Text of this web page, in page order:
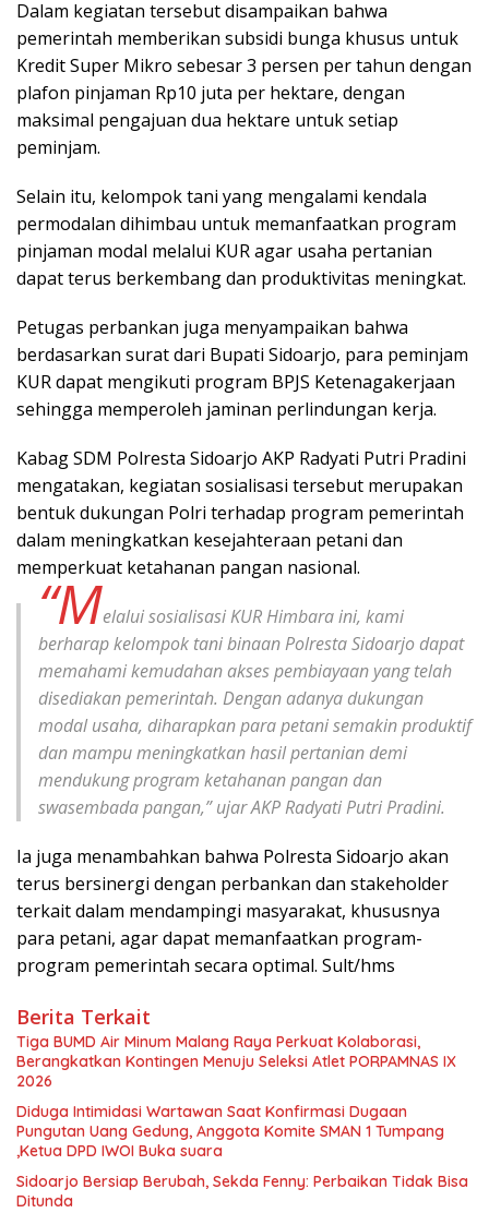
Dalam kegiatan tersebut disampaikan bahwa
pemerintah memberikan subsidi bunga khusus untuk
Kredit Super Mikro sebesar 3 persen per tahun dengan
plafon pinjaman Rp10 juta per hektare, dengan
maksimal pengajuan dua hektare untuk setiap
peminjam.
Selain itu, kelompok tani yang mengalami kendala
permodalan dihimbau untuk memanfaatkan program
pinjaman modal melalui KUR agar usaha pertanian
dapat terus berkembang dan produktivitas meningkat.
Petugas perbankan juga menyampaikan bahwa
berdasarkan surat dari Bupati Sidoarjo, para peminjam
KUR dapat mengikuti program BPJS Ketenagakerjaan
sehingga memperoleh jaminan perlindungan kerja.
Kabag SDM Polresta Sidoarjo AKP Radyati Putri Pradini
mengatakan, kegiatan sosialisasi tersebut merupakan
bentuk dukungan Polri terhadap program pemerintah
dalam meningkatkan kesejahteraan petani dan
memperkuat ketahanan pangan nasional.
“Melalui sosialisasi KUR Himbara ini, kami
berharap kelompok tani binaan Polresta Sidoarjo dapat
memahami kemudahan akses pembiayaan yang telah
disediakan pemerintah. Dengan adanya dukungan
modal usaha, diharapkan para petani semakin produktif
dan mampu meningkatkan hasil pertanian demi
mendukung program ketahanan pangan dan
swasembada pangan,” ujar AKP Radyati Putri Pradini.
Ia juga menambahkan bahwa Polresta Sidoarjo akan
terus bersinergi dengan perbankan dan stakeholder
terkait dalam mendampingi masyarakat, khususnya
para petani, agar dapat memanfaatkan program-
program pemerintah secara optimal. Sult/hms
Berita Terkait
Tiga BUMD Air Minum Malang Raya Perkuat Kolaborasi,
Berangkatkan Kontingen Menuju Seleksi Atlet PORPAMNAS IX
2026
Diduga Intimidasi Wartawan Saat Konfirmasi Dugaan
Pungutan Uang Gedung, Anggota Komite SMAN 1 Tumpang
,Ketua DPD IWOI Buka suara
Sidoarjo Bersiap Berubah, Sekda Fenny: Perbaikan Tidak Bisa
Ditunda